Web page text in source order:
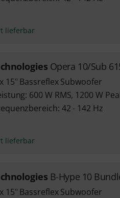
lieferbar
Opera 10/Sub
15" Bassreflex Subwoofer
600 W RMS, 1200 W
42 - 142 Hz
lieferbar
B-Hype 10
15" Bassreflex Subwoofer